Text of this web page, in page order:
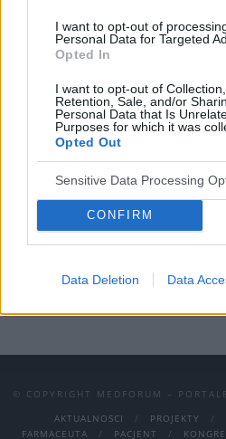
I want to opt-out of
Personal Data for Targeted
Opted In
I want to opt-out of Collection,
Retention, Sale, and/or
Personal Data that Is
Purposes for which it was
Opted Out
Sensitive Data Processing
CONFIRM
Data Deletion Data
interakcjach leków z
Wydarzenie odbędzie
2025 r. w szkołach i
całej Polsce.Celem
Towarzystwa Studentów
żywności na działanie
bezpieczeństwo
© COPYRIGHT MEDFORUM –
AKTUALNOSCI
PROJEKTY
FARMACEUTA
PACJENT